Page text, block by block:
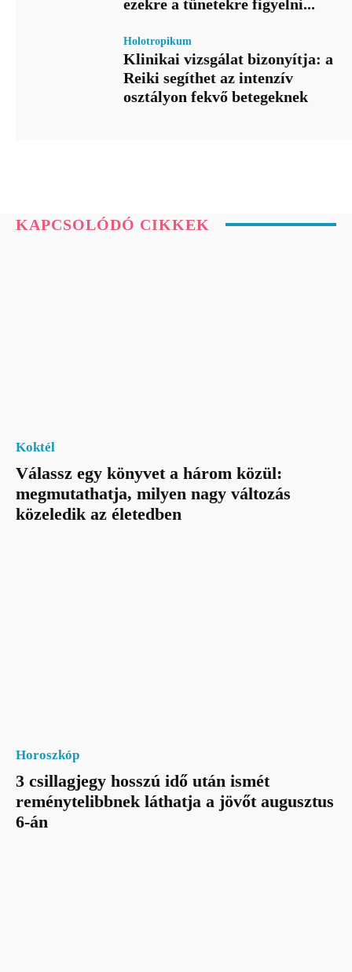
ezekre a tünetekre figyelni...
Holotropikum
Klinikai vizsgálat bizonyítja: a
Reiki segíthet az intenzív
osztályon fekvő betegeknek
KAPCSOLÓDÓ CIKKEK
Koktél
Válassz egy könyvet a három közül:
megmutathatja, milyen nagy változás
közeledik az életedben
Horoszkóp
3 csillagjegy hosszú idő után ismét
reménytelibbnek láthatja a jövőt augusztus
6-án